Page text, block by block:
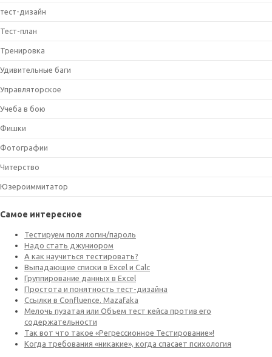
тест-дизайн
Тест-план
Тренировка
Удивительные баги
Управляторское
Учеба в бою
Фишки
Фотографии
Читерство
Юзероиммитатор
Самое интересное